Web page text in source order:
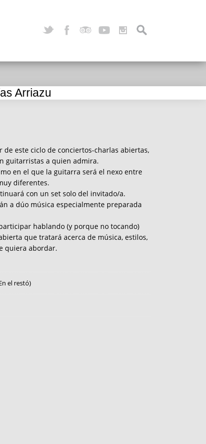
Arriazu
de este ciclo de conciertos-charlas abiertas,
guitarristas a quien admira.
en el que la guitarra será el nexo entre
diferentes.
con un set solo del invitado/a.
a dúo música especialmente preparada
hablando (y porque no tocando)
que tratará acerca de música, estilos,
quiera abordar.
el restó)